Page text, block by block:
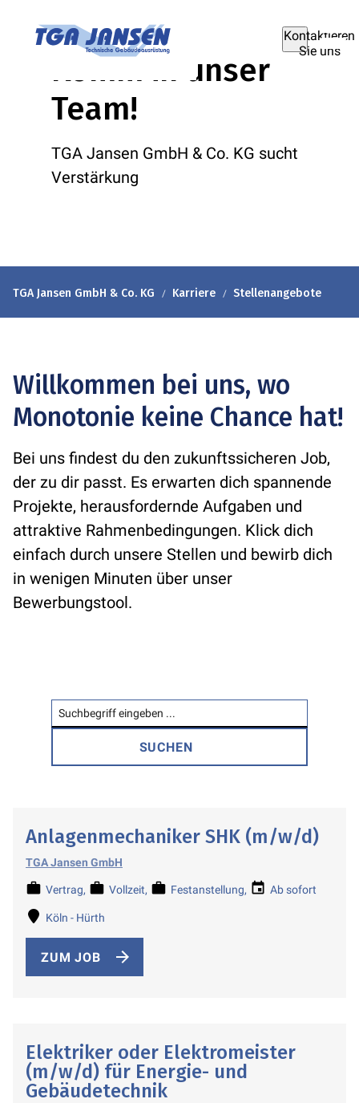
Kontaktieren
Sie uns
Komm in unser
Team!
TGA Jansen GmbH & Co. KG sucht
Verstärkung
TGA Jansen GmbH & Co. KG Karriere Stellenangebote
Willkommen bei uns, wo
Monotonie keine Chance hat!
Bei uns findest du den zukunftssicheren Job,
der zu dir passt. Es erwarten dich spannende
Projekte, herausfordernde Aufgaben und
attraktive Rahmenbedingungen. Klick dich
einfach durch unsere Stellen und bewirb dich
in wenigen Minuten über unser
Bewerbungstool.
Anlagenmechaniker SHK (m/w/d)
TGA Jansen GmbH
Vertrag Vollzeit Festanstellung Ab sofort
Köln - Hürth
ZUM JOB
Elektriker oder Elektromeister
(m/w/d) für Energie- und
Gebäudetechnik